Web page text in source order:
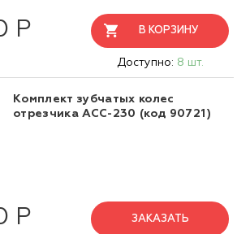
Р В КОРЗИНУ
Доступно: 8 шт.
Комплект зубчатых колес
отрезчика АСС-230 (код 90721)
Р ЗАКАЗАТЬ